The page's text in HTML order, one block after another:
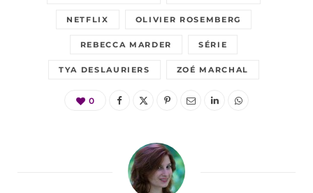
NETFLIX OLIVIER ROSEMBERG
REBECCA MARDER SÉRIE
TYA DESLAURIERS ZOÉ MARCHAL
0